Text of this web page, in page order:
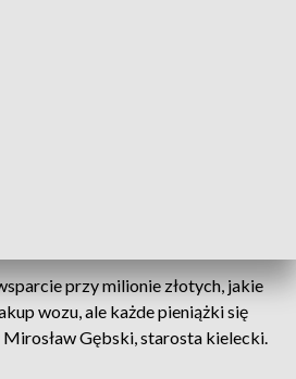
przy milionie złotych, jakie
wozu, ale każde pieniążki się
Gębski, starosta kielecki.